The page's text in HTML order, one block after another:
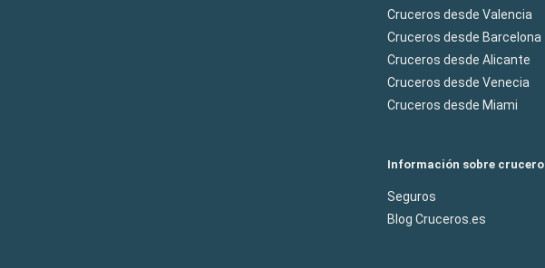
Cruceros desde Valencia
Cruceros desde Barcelona
Cruceros desde Alicante
Cruceros desde Venecia
Cruceros desde Miami
Información sobre crucero
Seguros
Blog Cruceros.es